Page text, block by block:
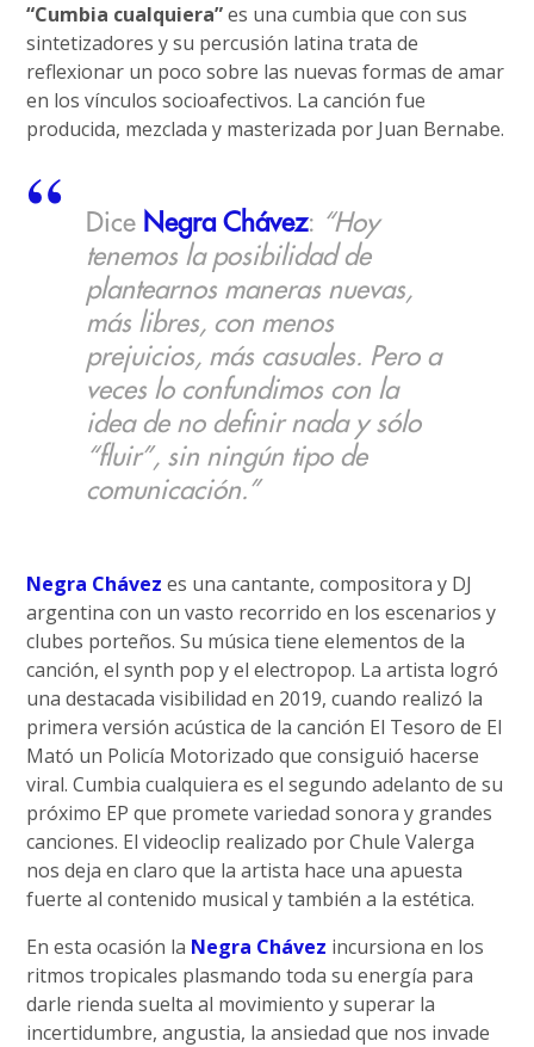
“Cumbia cualquiera”es una cumbia que con sus
sintetizadores y su percusión latina trata de
reflexionar un poco sobre las nuevas formas de amar
en los vínculos socioafectivos. La canción fue
producida, mezclada y masterizada por Juan Bernabe.
Dice Negra Chávez: “Hoy
tenemos la posibilidad de
plantearnos maneras nuevas,
más libres, con menos
prejuicios, más casuales. Pero a
veces lo confundimos con la
idea de no definir nada y sólo
“fluir”, sin ningún tipo de
comunicación.”
Negra Chávez es una cantante, compositora y DJ
argentina con un vasto recorrido en los escenarios y
clubes porteños. Su música tiene elementos de la
canción, el synth pop y el electropop. La artista logró
una destacada visibilidad en 2019, cuando realizó la
primera versión acústica de la canción El Tesoro de El
Mató un Policía Motorizado que consiguió hacerse
viral. Cumbia cualquiera es el segundo adelanto de su
próximo EP que promete variedad sonora y grandes
canciones. El videoclip realizado por Chule Valerga
nos deja en claro que la artista hace una apuesta
fuerte al contenido musical y también a la estética.
En esta ocasión la Negra Chávez incursiona en los
ritmos tropicales plasmando toda su energía para
darle rienda suelta al movimiento y superar la
incertidumbre, angustia, la ansiedad que nos invade